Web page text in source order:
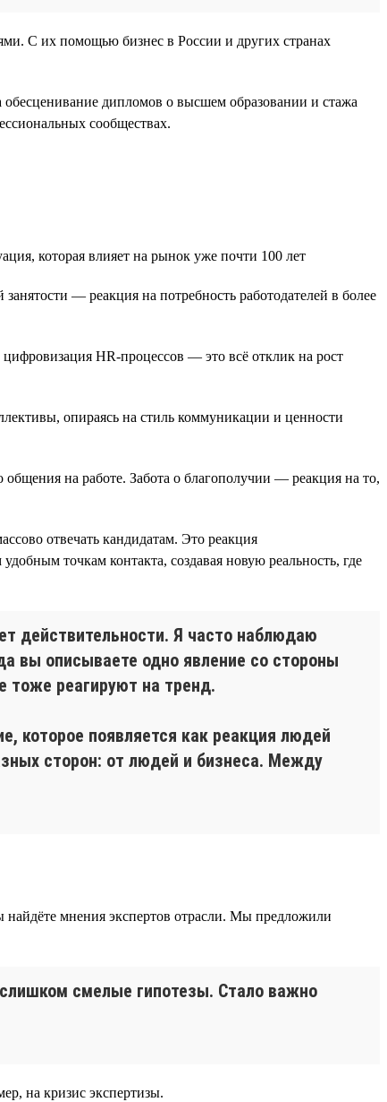
С их помощью бизнес в России и других странах
обесценивание дипломов о высшем образовании и стажа
сообществах.
которая влияет на рынок уже почти 100 лет
— реакция на потребность работодателей в более
HR-процессов — это всё отклик на рост
опираясь на стиль коммуникации и ценности
общения на работе. Забота о благополучии — реакция на то,
отвечать кандидатам. Это реакция
точкам контакта, создавая новую реальность, где
действительности. Я часто наблюдаю
вы описываете одно явление со стороны
тоже реагируют на тренд.
которое появляется как реакция людей
сторон: от людей и бизнеса. Между
мнения экспертов отрасли. Мы предложили
смелые гипотезы. Стало важно
на кризис экспертизы.